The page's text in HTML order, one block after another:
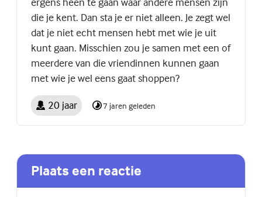
die je kent. Dan sta je er niet alleen. Je zegt wel
dat je niet echt mensen hebt met wie je uit
kunt gaan. Misschien zou je samen met een of
meerdere van die vriendinnen kunnen gaan
met wie je wel eens gaat shoppen?
20 jaar 7 jaren geleden
Plaats een reactie